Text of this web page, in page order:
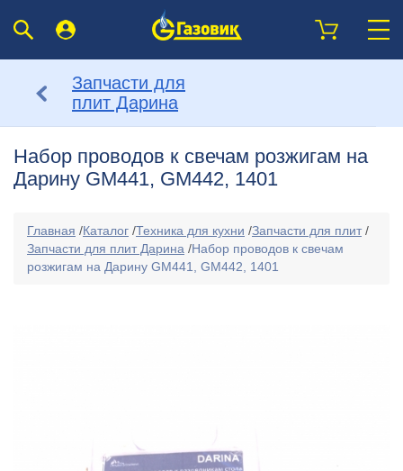
Запчасти для
плит Дарина
Набор проводов к свечам розжигам на
Дарину GM441, GM442, 1401
Главная /Каталог /Техника для кухни /Запчасти для плит /
Запчасти для плит Дарина /Набор проводов к свечам
розжигам на Дарину GM441, GM442, 1401